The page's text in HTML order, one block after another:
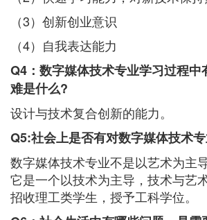
（3）创新创业意识
（4）自我表达能力
Q4：数字媒体技术专业学习过程中
难是什么?
设计与技术复合创新的能力。
Q5:社会上是否有对数字媒体技术
数字媒体技术专业不是以艺术为主
它是一个以技术为主导，技术与艺
招收理工类学生，授予工科学位。